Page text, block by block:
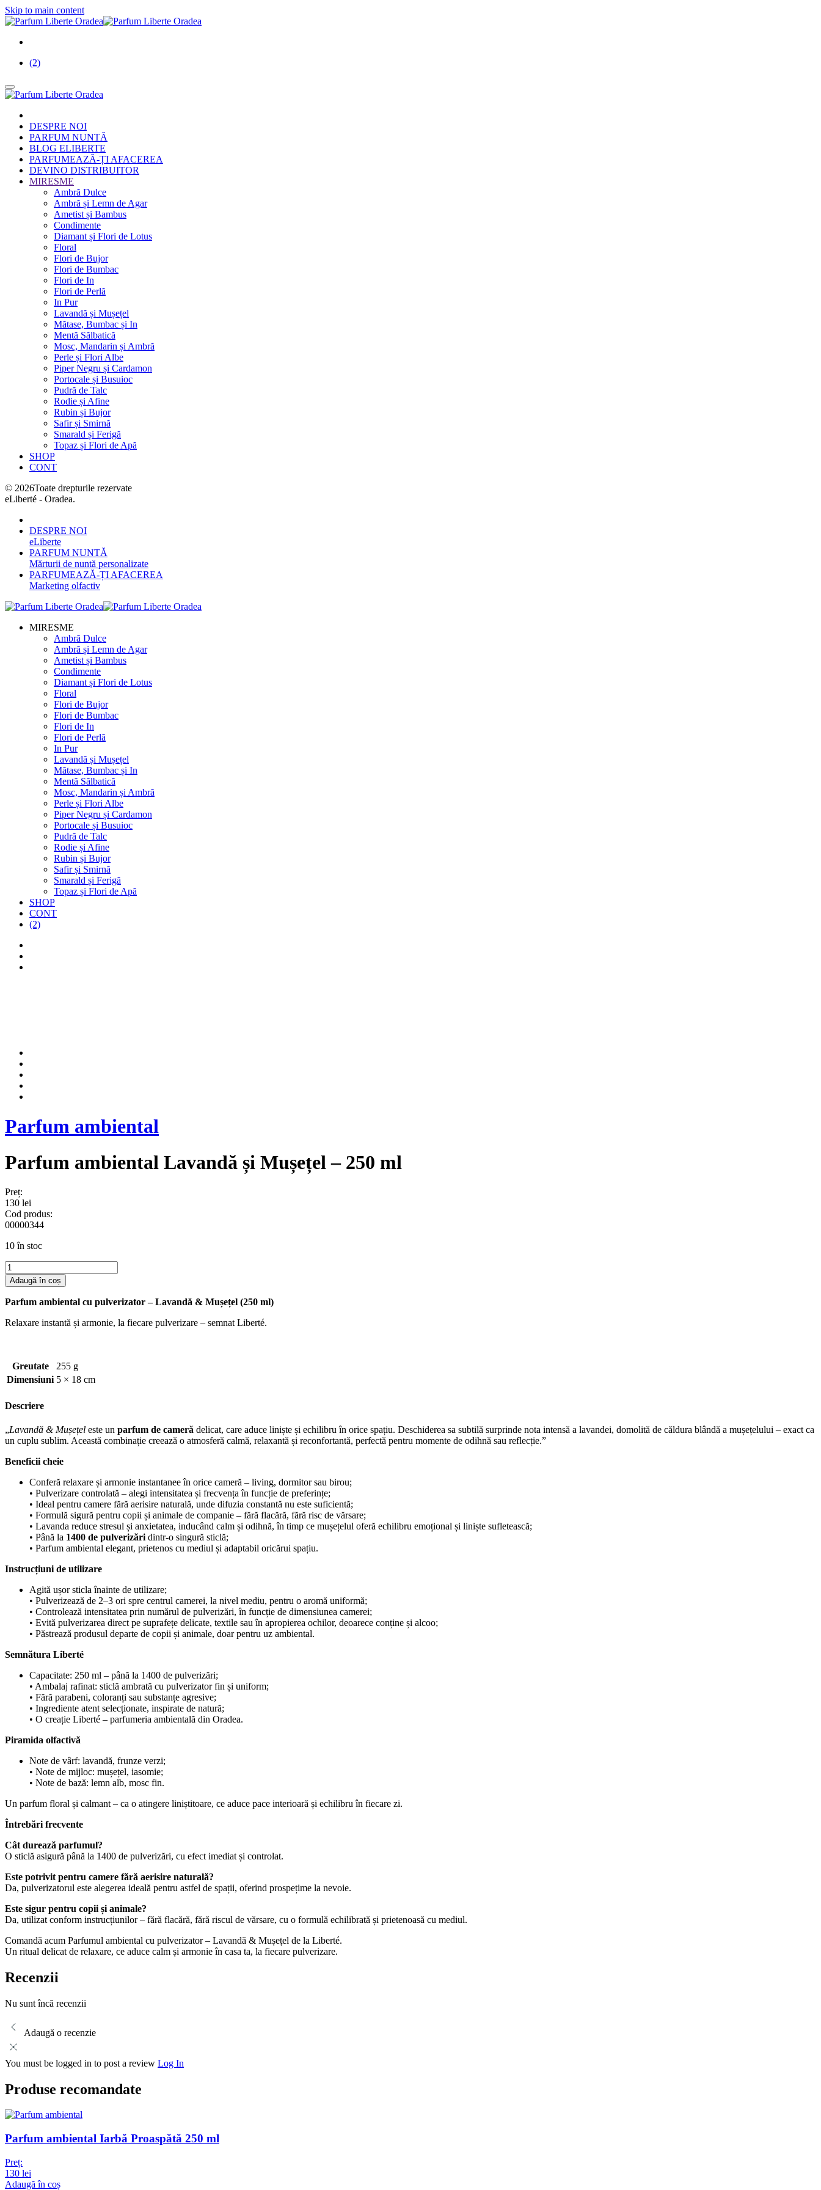
Skip to main content
(2)
DESPRE NOI
PARFUM NUNTĂ
BLOG ELIBERTE
PARFUMEAZĂ-ȚI AFACEREA
DEVINO DISTRIBUITOR
MIRESME
Ambră Dulce
Ambră și Lemn de Agar
Ametist și Bambus
Condimente
Diamant și Flori de Lotus
Floral
Flori de Bujor
Flori de Bumbac
Flori de In
Flori de Perlă
In Pur
Lavandă și Mușețel
Mătase, Bumbac și In
Mentă Sălbatică
Mosc, Mandarin și Ambră
Perle și Flori Albe
Piper Negru și Cardamon
Portocale și Busuioc
Pudră de Talc
Rodie și Afine
Rubin și Bujor
Safir și Smirnă
Smarald și Ferigă
Topaz și Flori de Apă
SHOP
CONT
© 2026Toate drepturile rezervate
eLiberté - Oradea.
DESPRE NOI
eLiberte
PARFUM NUNTĂ
Mărturii de nuntă personalizate
PARFUMEAZĂ-ȚI AFACEREA
Marketing olfactiv
MIRESME
Ambră Dulce
Ambră și Lemn de Agar
Ametist și Bambus
Condimente
Diamant și Flori de Lotus
Floral
Flori de Bujor
Flori de Bumbac
Flori de In
Flori de Perlă
In Pur
Lavandă și Mușețel
Mătase, Bumbac și In
Mentă Sălbatică
Mosc, Mandarin și Ambră
Perle și Flori Albe
Piper Negru și Cardamon
Portocale și Busuioc
Pudră de Talc
Rodie și Afine
Rubin și Bujor
Safir și Smirnă
Smarald și Ferigă
Topaz și Flori de Apă
SHOP
CONT
(2)
Parfum ambiental
Parfum ambiental Lavandă și Mușețel – 250 ml
Preț:
130 lei
Cod produs:
00000344
10 în stoc
Cantitate
Parfum
ambiental
Lavandă
Mușețel
Adaugă în coș
Parfum ambiental cu pulverizator – Lavandă & Mușețel (250 ml)
Relaxare instantă și armonie, la fiecare pulverizare – semnat Liberté.
Greutate
255 g
Dimensiuni 5 × 18 cm
Descriere
„Lavandă & Mușețel este un parfum de cameră delicat, care aduce liniște și echilibru în orice spațiu. Deschiderea sa subtilă surprinde nota intensă a lavandei, domolită de căldura blândă a mușețelului – exact ca
un cuplu sublim. Această combinație creează o atmosferă calmă, relaxantă și reconfortantă, perfectă pentru momente de odihnă sau reflecție.”
Beneficii cheie
Conferă relaxare și armonie instantanee în orice cameră – living, dormitor sau birou;
• Pulverizare controlată – alegi intensitatea și frecvența în funcție de preferințe;
• Ideal pentru camere fără aerisire naturală, unde difuzia constantă nu este suficientă;
• Formulă sigură pentru copii și animale de companie – fără flacără, fără risc de vărsare;
• Lavanda reduce stresul și anxietatea, inducând calm și odihnă, în timp ce mușețelul oferă echilibru emoțional și liniște sufletească;
• Până la 1400 de pulverizări dintr-o singură sticlă;
• Parfum ambiental elegant, prietenos cu mediul și adaptabil oricărui spațiu.
Instrucțiuni de utilizare
Agită ușor sticla înainte de utilizare;
• Pulverizează de 2–3 ori spre centrul camerei, la nivel mediu, pentru o aromă uniformă;
• Controlează intensitatea prin numărul de pulverizări, în funcție de dimensiunea camerei;
• Evită pulverizarea direct pe suprafețe delicate, textile sau în apropierea ochilor, deoarece conține și alcoo;
• Păstrează produsul departe de copii și animale, doar pentru uz ambiental.
Semnătura Liberté
Capacitate: 250 ml – până la 1400 de pulverizări;
• Ambalaj rafinat: sticlă ambrată cu pulverizator fin și uniform;
• Fără parabeni, coloranți sau substanțe agresive;
• Ingrediente atent selecționate, inspirate de natură;
• O creație Liberté – parfumeria ambientală din Oradea.
Piramida olfactivă
Note de vârf: lavandă, frunze verzi;
• Note de mijloc: mușețel, iasomie;
• Note de bază: lemn alb, mosc fin.
Un parfum floral și calmant – ca o atingere liniștitoare, ce aduce pace interioară și echilibru în fiecare zi.
Întrebări frecvente
Cât durează parfumul?
O sticlă asigură până la 1400 de pulverizări, cu efect imediat și controlat.
Este potrivit pentru camere fără aerisire naturală?
Da, pulverizatorul este alegerea ideală pentru astfel de spații, oferind prospețime la nevoie.
Este sigur pentru copii și animale?
Da, utilizat conform instrucțiunilor – fără flacără, fără riscul de vărsare, cu o formulă echilibrată și prietenoasă cu mediul.
Comandă acum Parfumul ambiental cu pulverizator – Lavandă & Mușețel de la Liberté.
Un ritual delicat de relaxare, ce aduce calm și armonie în casa ta, la fiecare pulverizare.
Recenzii
Nu sunt încă recenzii
Adaugă o recenzie
You must be logged in to post a review Log In
Produse recomandate
Parfum ambiental Iarbă Proaspătă 250 ml
Preț:
130 lei
Adaugă în coș